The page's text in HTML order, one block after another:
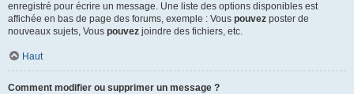
enregistré pour écrire un message. Une liste des options disponibles est
affichée en bas de page des forums, exemple : Vous pouvez poster de
nouveaux sujets, Vous pouvez joindre des fichiers, etc.
Haut
Comment modifier ou supprimer un message ?